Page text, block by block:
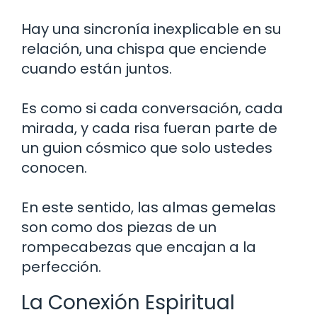
Hay una sincronía inexplicable en su
relación, una chispa que enciende
cuando están juntos.
Es como si cada conversación, cada
mirada, y cada risa fueran parte de
un guion cósmico que solo ustedes
conocen.
En este sentido, las almas gemelas
son como dos piezas de un
rompecabezas que encajan a la
perfección.
La Conexión Espiritual